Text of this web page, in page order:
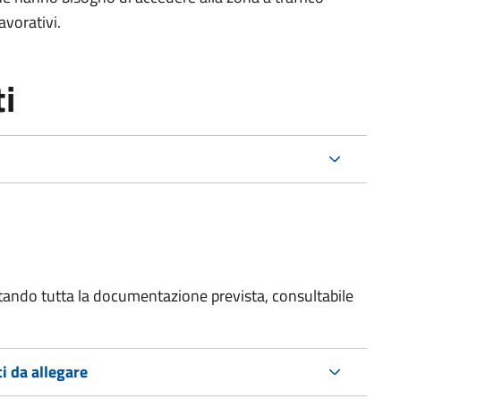
.
tutta la documentazione prevista, consultabile
da allegare